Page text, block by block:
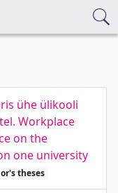
ühe ülikooli
Workplace
on the
one university
theses